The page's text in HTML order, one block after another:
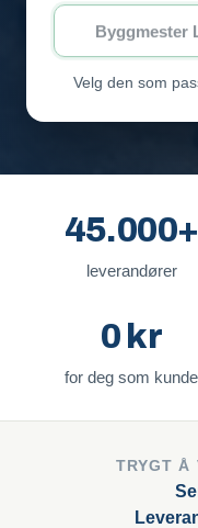
Byggmester
Velg den som
45.000+
leverandører
0 kr
for deg som kunde
TRYGT Å